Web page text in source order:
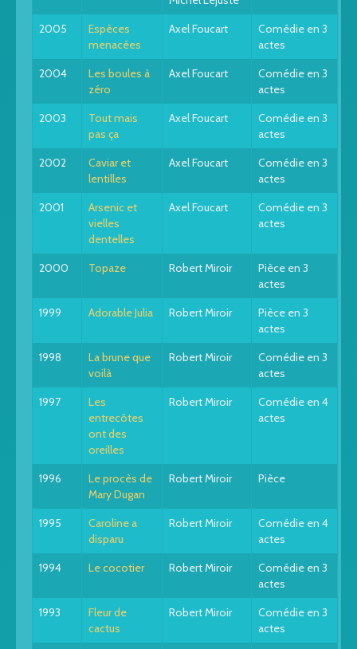
2005
Espèces
menacées
Axel Foucart
Comédie en 3
actes
2004
Les boules à
zéro
Axel Foucart
Comédie en 3
actes
2003
Tout mais
pas ça
Axel Foucart
Comédie en 3
actes
2002
Caviar et
lentilles
Axel Foucart
Comédie en 3
actes
2001
Arsenic et
vielles
dentelles
Axel Foucart
Comédie en 3
actes
2000 Topaze Robert Miroir
Pièce en 3
actes
1999
Adorable Julia Robert Miroir
Pièce en 3
actes
1998
La brune que
voilà
Robert Miroir
Comédie en 3
actes
1997
Les
entrecôtes
ont des
oreilles
Robert Miroir
Comédie en 4
actes
1996
Le procès de
Mary Dugan
Robert Miroir Pièce
1995
Caroline a
disparu
Robert Miroir
Comédie en 4
actes
1994
Le cocotier Robert Miroir
Comédie en 3
actes
1993
Fleur de
cactus
Robert Miroir
Comédie en 3
actes